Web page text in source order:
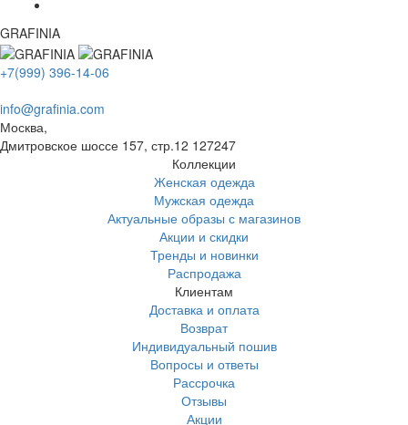
GRAFINIA
+7(999) 396-14-06
info@grafinia.com
Москва,
Дмитровское шоссе 157, стр.12 127247
Коллекции
Женская одежда
Мужская одежда
Актуальные образы с магазинов
Акции и скидки
Тренды и новинки
Распродажа
Клиентам
Доставка и оплата
Возврат
Индивидуальный пошив
Вопросы и ответы
Рассрочка
Отзывы
Акции